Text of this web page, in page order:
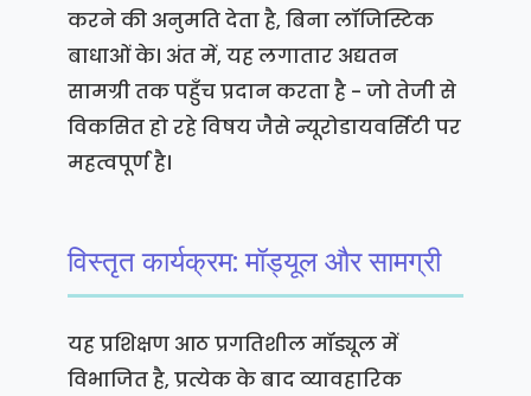
करने की अनुमति देता है, बिना लॉजिस्टिक
बाधाओं के। अंत में, यह लगातार अद्यतन
सामग्री तक पहुँच प्रदान करता है - जो तेजी से
विकसित हो रहे विषय जैसे न्यूरोडायवर्सिटी पर
महत्वपूर्ण है।
विस्तृत कार्यक्रम: मॉड्यूल और सामग्री
यह प्रशिक्षण आठ प्रगतिशील मॉड्यूल में
विभाजित है, प्रत्येक के बाद व्यावहारिक